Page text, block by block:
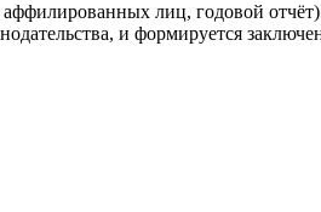
лиц, годовой
и формируется